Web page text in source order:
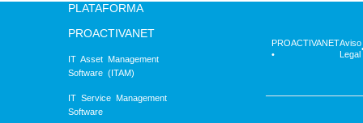
PLATAFORMA
PROACTIVANET
IT Asset Management
Software (ITAM)
IT Service Management
Software
PROACTIVANET
•
Aviso
Legal